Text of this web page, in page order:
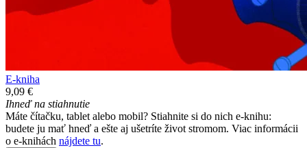
E-kniha
9,09 €
Ihneď na stiahnutie
Máte čítačku, tablet alebo mobil? Stiahnite si do nich e-knihu:
budete ju mať hneď a ešte aj ušetríte život stromom. Viac informácii
o e-knihách nájdete tu.